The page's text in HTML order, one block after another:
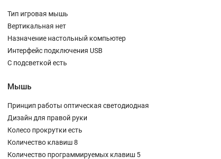
Тип игровая мышь
Вертикальная нет
Назначение настольный компьютер
Интерфейс подключения USB
С подсветкой есть
Мышь
Принцип работы оптическая светодиодная
Дизайн для правой руки
Колесо прокрутки есть
Количество клавиш 8
Количество программируемых клавиш 5